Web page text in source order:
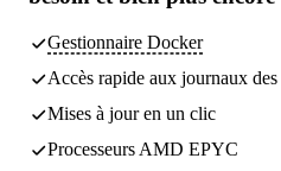
Gestionnaire Docker
Accès rapide aux journaux des
Mises à jour en un clic
Processeurs AMD EPYC